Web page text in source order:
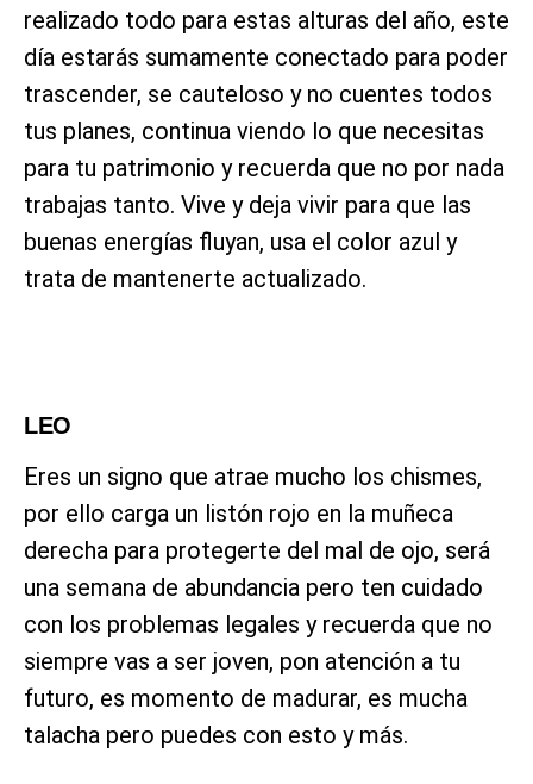
realizado todo para estas alturas del año, este
día estarás sumamente conectado para poder
trascender, se cauteloso y no cuentes todos
tus planes, continua viendo lo que necesitas
para tu patrimonio y recuerda que no por nada
trabajas tanto. Vive y deja vivir para que las
buenas energías fluyan, usa el color azul y
trata de mantenerte actualizado.
LEO
Eres un signo que atrae mucho los chismes,
por ello carga un listón rojo en la muñeca
derecha para protegerte del mal de ojo, será
una semana de abundancia pero ten cuidado
con los problemas legales y recuerda que no
siempre vas a ser joven, pon atención a tu
futuro, es momento de madurar, es mucha
talacha pero puedes con esto y más.